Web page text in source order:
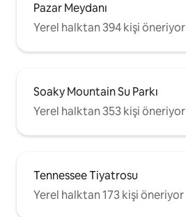
Pazar Meydanı
Yerel halktan 394 kişi öneriyor
Soaky Mountain Su Parkı
Yerel halktan 353 kişi öneriyor
Tennessee Tiyatrosu
Yerel halktan 173 kişi öneriyor